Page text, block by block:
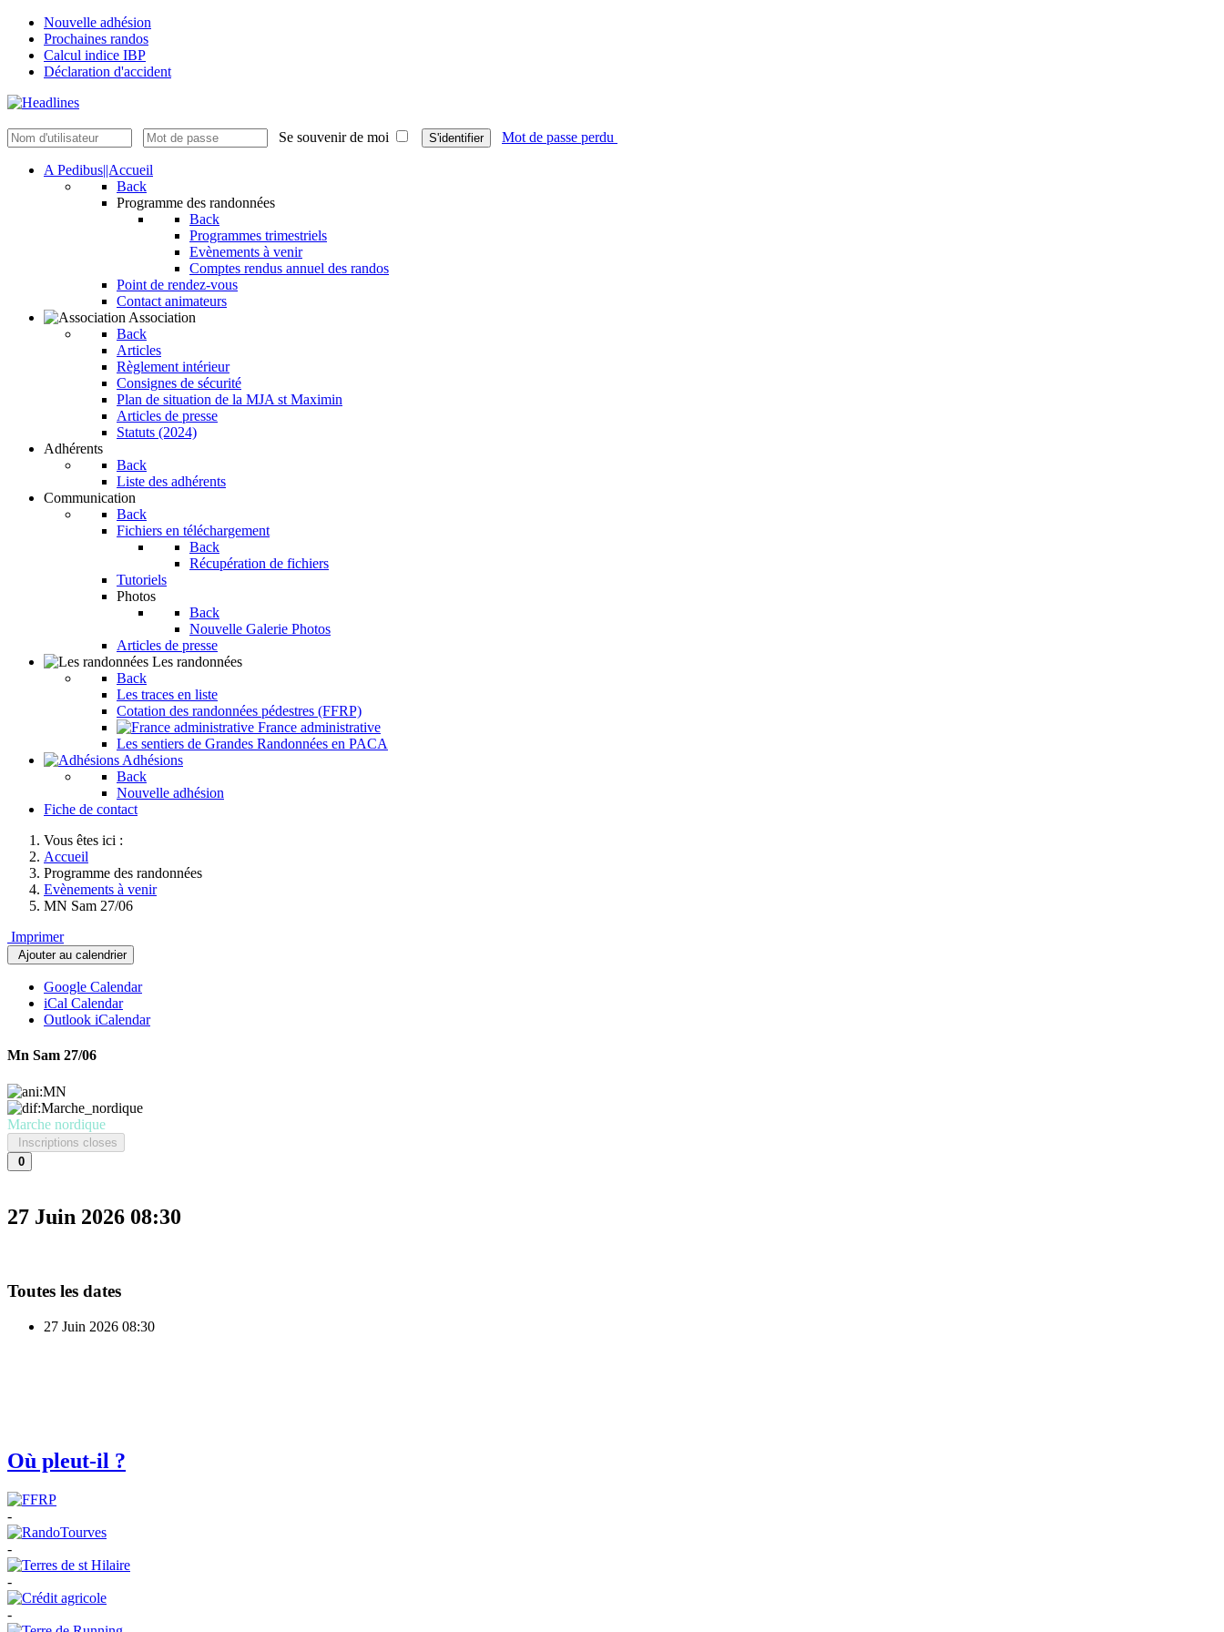
Nouvelle adhésion
Prochaines randos
Calcul indice IBP
Déclaration d'accident
Se souvenir de moi S'identifier Mot de passe perdu
A Pedibus||Accueil
Back
Programme des randonnées
Back
Programmes trimestriels
Evènements à venir
Comptes rendus annuel des randos
Point de rendez-vous
Contact animateurs
Association
Back
Articles
Règlement intérieur
Consignes de sécurité
Plan de situation de la MJA st Maximin
Articles de presse
Statuts (2024)
Adhérents
Back
Liste des adhérents
Communication
Back
Fichiers en téléchargement
Back
Récupération de fichiers
Tutoriels
Photos
Back
Nouvelle Galerie Photos
Articles de presse
Les randonnées
Back
Les traces en liste
Cotation des randonnées pédestres (FFRP)
France administrative
Les sentiers de Grandes Randonnées en PACA
Adhésions
Back
Nouvelle adhésion
Fiche de contact
Vous êtes ici :
Accueil
Programme des randonnées
Evènements à venir
MN Sam 27/06
Imprimer
Ajouter au calendrier
Google Calendar
iCal Calendar
Outlook iCalendar
Mn Sam 27/06
Marche nordique
Inscriptions closes
0
27 Juin 2026 08:30
Toutes les dates
27 Juin 2026 08:30
Où pleut-il ?
-
-
-
-